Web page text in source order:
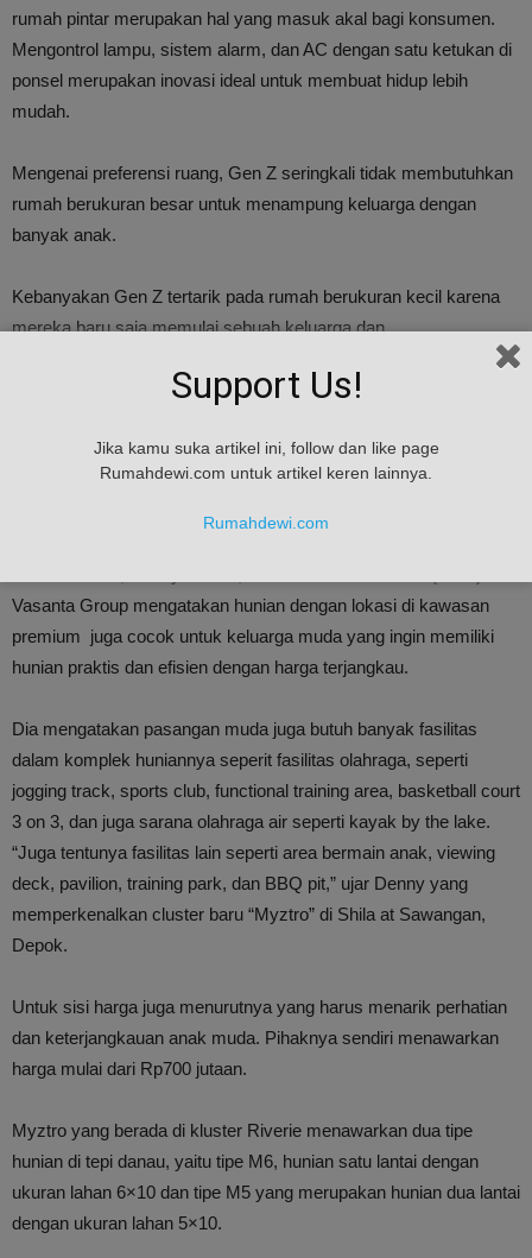
rumah pintar merupakan hal yang masuk akal bagi konsumen.
Mengontrol lampu, sistem alarm, dan AC dengan satu ketukan di
ponsel merupakan inovasi ideal untuk membuat hidup lebih
mudah.
Mengenai preferensi ruang, Gen Z seringkali tidak membutuhkan
rumah berukuran besar untuk menampung keluarga dengan
banyak anak.
Kebanyakan Gen Z tertarik pada rumah berukuran kecil karena
mereka baru saja memulai sebuah keluarga dan
dan keluarga. Dalam hal desain rumah idaman, Gen Z lebih
mudah beradaptasi dengan berbagai ruang hidup, seperti co-living
Vasanta Group mengatakan hunian dengan lokasi di kawasan
premium juga cocok untuk keluarga muda yang ingin memiliki
hunian praktis dan efisien dengan harga terjangkau.
Dia mengatakan pasangan muda juga butuh banyak fasilitas
dalam komplek huniannya seperit fasilitas olahraga, seperti
jogging track, sports club, functional training area, basketball court
3 on 3, dan juga sarana olahraga air seperti kayak by the lake.
“Juga tentunya fasilitas lain seperti area bermain anak, viewing
deck, pavilion, training park, dan BBQ pit,” ujar Denny yang
memperkenalkan cluster baru “Myztro” di Shila at Sawangan,
Depok.
Untuk sisi harga juga menurutnya yang harus menarik perhatian
dan keterjangkauan anak muda. Pihaknya sendiri menawarkan
harga mulai dari Rp700 jutaan.
Myztro yang berada di kluster Riverie menawarkan dua tipe
hunian di tepi danau, yaitu tipe M6, hunian satu lantai dengan
ukuran lahan 6×10 dan tipe M5 yang merupakan hunian dua lantai
dengan ukuran lahan 5×10.
Support Us!
Jika kamu suka artikel ini, follow dan like page
Rumahdewi.com untuk artikel keren lainnya.
Rumahdewi.com